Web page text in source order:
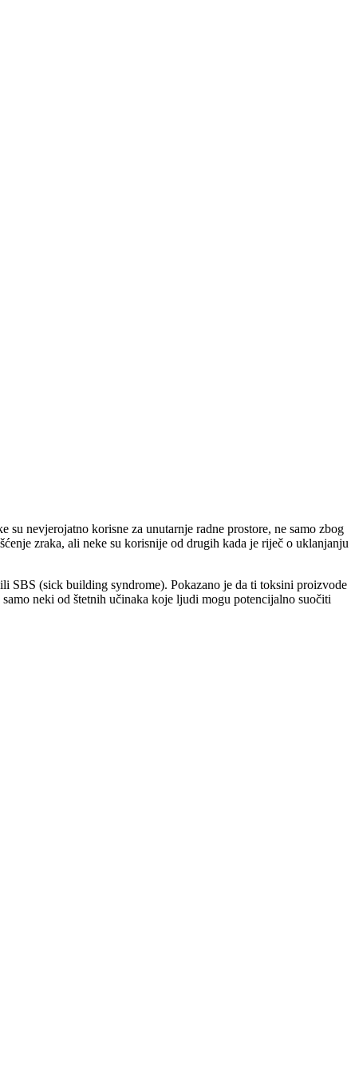
nevjerojatno korisne za unutarnje radne prostore, ne samo zbog
zraka, ali neke su korisnije od drugih kada je riječ o uklanjanju
(sick building syndrome). Pokazano je da ti toksini proizvode
neki od štetnih učinaka koje ljudi mogu potencijalno suočiti